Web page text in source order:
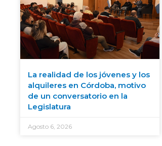
La realidad de los jóvenes y los
alquileres en Córdoba, motivo
de un conversatorio en la
Legislatura
Agosto 6, 2026